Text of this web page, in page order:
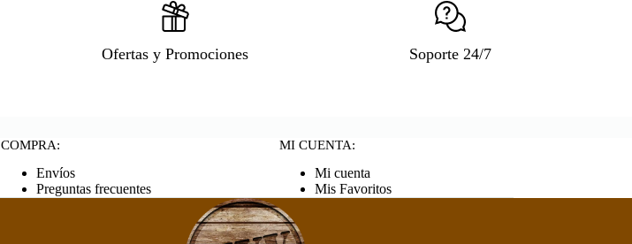
Ofertas y Promociones Soporte 24/7
COMPRA:
Envíos
Preguntas frecuentes
MI CUENTA:
Mi cuenta
Mis Favoritos